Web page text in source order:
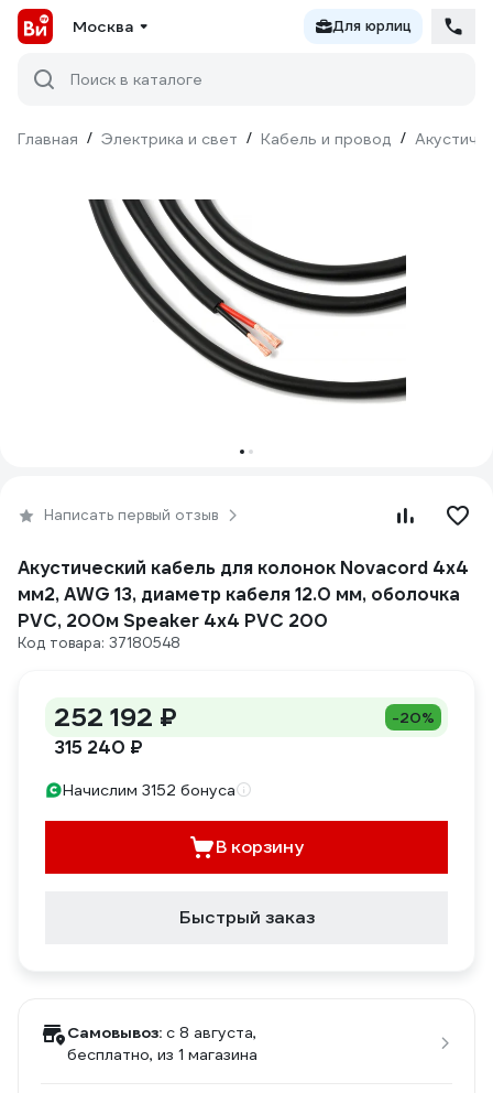
Москва Для юрлиц
Поиск в каталоге
Главная / Электрика и свет / Кабель и провод /
Написать первый отзыв
Акустический кабель для колонок Novacord 4x4
мм2, AWG 13, диаметр кабеля 12.0 мм, оболочка
PVC, 200м Speaker 4x4 PVC 200
Код товара: 37180548
252 192 ₽ -20%
315 240 ₽
Начислим 3152 бонуса
В корзину
Быстрый заказ
Самовывоз: c 8 августа,
бесплатно, из 1 магазина